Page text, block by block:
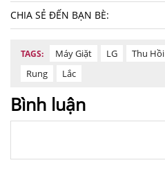
CHIA SẺ ĐẾN BẠN BÈ:
TAGS: Máy Giặt LG Thu Hồi
Rung
Lắc
Bình luận